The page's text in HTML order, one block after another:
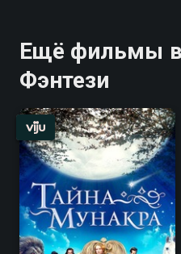
Ещё фильмы
Фэнтези